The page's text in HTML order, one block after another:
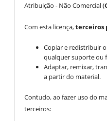
Atribuição - Não Comercial (
Com esta licença,terceiros
Copiar e redistribuir
qualquer suporte ou
Adaptar, remixar,
a partir do material.
Contudo, ao fazer uso do
terceiros: